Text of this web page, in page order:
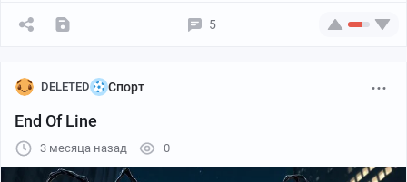
5
DELETED Спорт
End Of Line
3 месяца назад 0